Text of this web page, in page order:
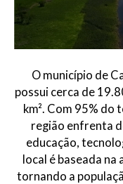
O município de
possui cerca de
km². Com 95%
região enfrenta
educação,
local é baseada
tornando a